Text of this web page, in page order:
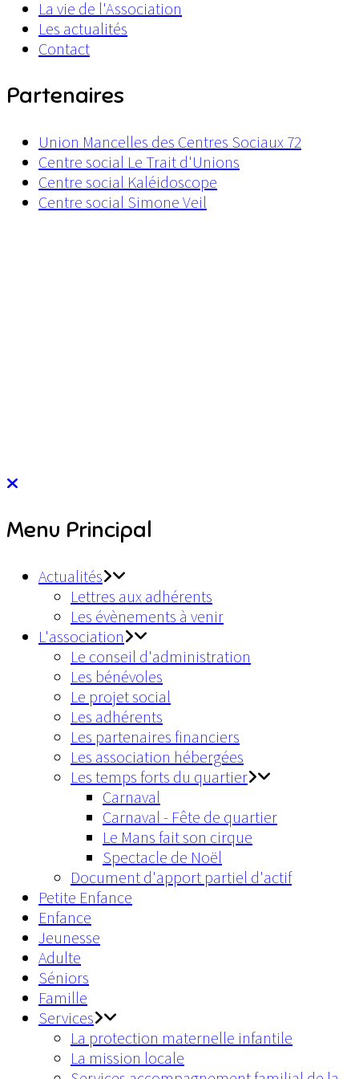
La vie de l'Association
Les actualités
Contact
Partenaires
Union Mancelles des Centres Sociaux 72
Centre social Le Trait d'Unions
Centre social Kaléidoscope
Centre social Simone Veil
Menu Principal
Actualités
Lettres aux adhérents
Les évènements à venir
L'association
Le conseil d'administration
Les bénévoles
Le projet social
Les adhérents
Les partenaires financiers
Les association hébergées
Les temps forts du quartier
Carnaval
Carnaval - Fête de quartier
Le Mans fait son cirque
Spectacle de Noël
Document d'apport partiel d'actif
Petite Enfance
Enfance
Jeunesse
Adulte
Séniors
Famille
Services
La protection maternelle infantile
La mission locale